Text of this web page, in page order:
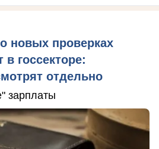
новых проверках
в госсекторе:
отдельно
зарплаты